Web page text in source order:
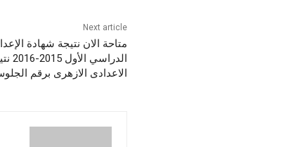
Next article
متاحة الان نتيجة شهادة
الاعدادى الازهرى برقم